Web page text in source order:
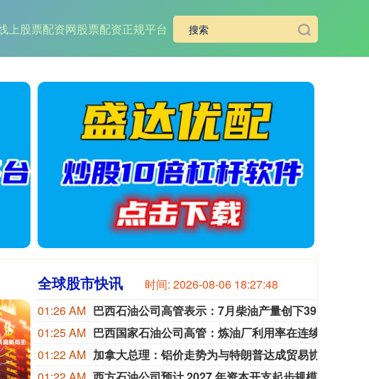
上股票配资网股票配资正规平台
全球股市快讯 时间: 2026-08-06 18:27:50
01:26 AM
巴西石油公司高管表示：7月柴油产量创下39亿升的历史新高。
01:25 AM
01:22 AM